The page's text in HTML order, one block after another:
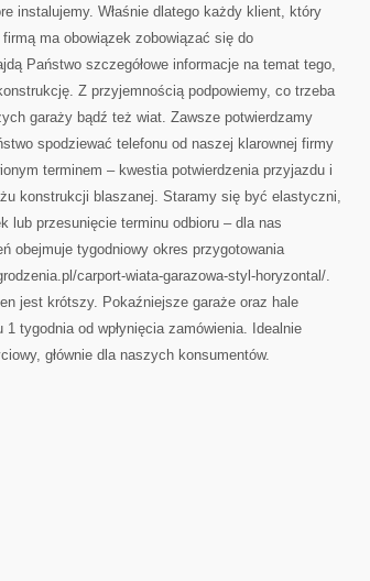
instalujemy. Właśnie dlatego każdy klient, który
ma obowiązek zobowiązać się do
Państwo szczegółowe informacje na temat tego,
Z przyjemnością podpowiemy, co trzeba
garaży bądź też wiat. Zawsze potwierdzamy
spodziewać telefonu od naszej klarownej firmy
terminem – kwestia potwierdzenia przyjazdu i
konstrukcji blaszanej. Staramy się być elastyczni,
lub przesunięcie terminu odbioru – dla nas
obejmuje tygodniowy okres przygotowania
carport-wiata-garazowa-styl-horyzontal/.
jest krótszy. Pokaźniejsze garaże oraz hale
tygodnia od wpłynięcia zamówienia. Idealnie
głównie dla naszych konsumentów.